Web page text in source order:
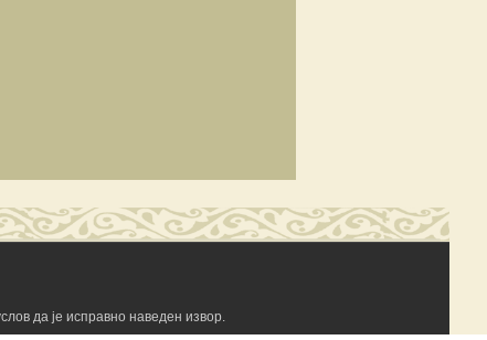
да је исправно наведен извор.